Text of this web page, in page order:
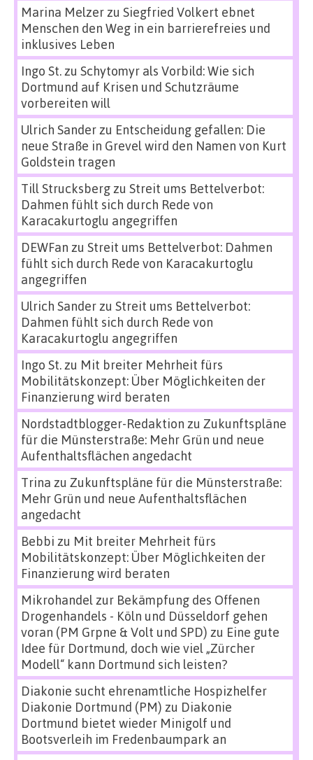
Marina Melzerzu Siegfried Volkert ebnet
Menschen den Weg in ein barrierefreies und
inklusives Leben
Ingo St.zu Schytomyr als Vorbild: Wie sich
Dortmund auf Krisen und Schutzräume
vorbereiten will
Ulrich Sanderzu Entscheidung gefallen: Die
neue Straße in Grevel wird den Namen von Kurt
Goldstein tragen
Till Strucksbergzu Streit ums Bettelverbot:
Dahmen fühlt sich durch Rede von
Karacakurtoglu angegriffen
DEWFan zu Streit ums Bettelverbot: Dahmen
fühlt sich durch Rede von Karacakurtoglu
angegriffen
Ulrich Sanderzu Streit ums Bettelverbot:
Dahmen fühlt sich durch Rede von
Karacakurtoglu angegriffen
Ingo St.zu Mit breiter Mehrheit fürs
Mobilitätskonzept: Über Möglichkeiten der
Finanzierung wird beraten
Nordstadtblogger-Redaktion zu Zukunftspläne
für die Münsterstraße: Mehr Grün und neue
Aufenthaltsflächen angedacht
Trina zu Zukunftspläne für die Münsterstraße:
Mehr Grün und neue Aufenthaltsflächen
angedacht
Bebbi zu Mit breiter Mehrheit fürs
Mobilitätskonzept: Über Möglichkeiten der
Finanzierung wird beraten
Mikrohandel zur Bekämpfung des Offenen
Drogenhandels - Köln und Düsseldorf gehen
voran (PM Grpne & Volt und SPD) zu Eine gute
Idee für Dortmund, doch wie viel „Zürcher
Modell“ kann Dortmund sich leisten?
Diakonie sucht ehrenamtliche Hospizhelfer
Diakonie Dortmund (PM) zu Diakonie
Dortmund bietet wieder Minigolf und
Bootsverleih im Fredenbaumpark an